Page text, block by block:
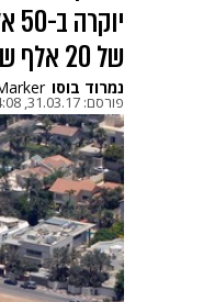
של 20 אלף שקלכבר אינן נפוצות כשהיו
נמרוד בוסו
פורסם: 31.03.17, 04:08